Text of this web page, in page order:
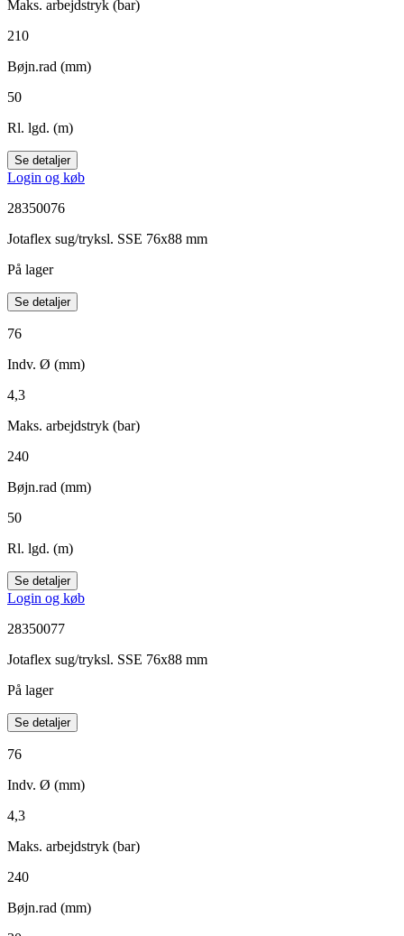
Maks. arbejdstryk (bar)
210
Bøjn.rad (mm)
50
Rl. lgd. (m)
Se detaljer
Login og køb
28350076
Jotaflex sug/tryksl. SSE 76x88 mm
På lager
Se detaljer
76
Indv. Ø (mm)
4,3
Maks. arbejdstryk (bar)
240
Bøjn.rad (mm)
50
Rl. lgd. (m)
Se detaljer
Login og køb
28350077
Jotaflex sug/tryksl. SSE 76x88 mm
På lager
Se detaljer
76
Indv. Ø (mm)
4,3
Maks. arbejdstryk (bar)
240
Bøjn.rad (mm)